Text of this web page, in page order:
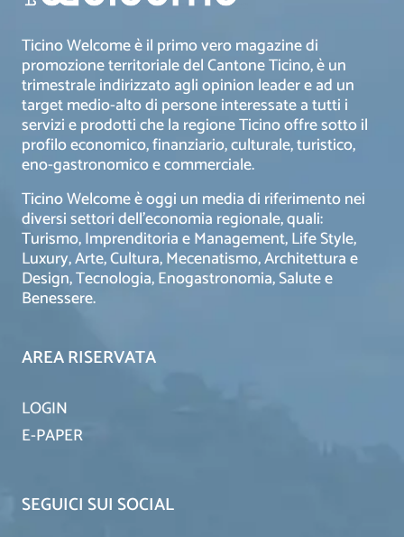
Ticino Welcome è il primo vero magazine di
promozione territoriale del Cantone Ticino, è un
trimestrale indirizzato agli opinion leader e ad un
target medio-alto di persone interessate a tutti i
servizi e prodotti che la regione Ticino offre sotto il
profilo economico, finanziario, culturale, turistico,
eno-gastronomico e commerciale.
Ticino Welcome è oggi un media di riferimento nei
diversi settori dell’economia regionale, quali:
Turismo, Imprenditoria e Management, Life Style,
Luxury, Arte, Cultura, Mecenatismo, Architettura e
Design, Tecnologia, Enogastronomia, Salute e
Benessere.
AREA RISERVATA
LOGIN
E-PAPER
SEGUICI SUI SOCIAL